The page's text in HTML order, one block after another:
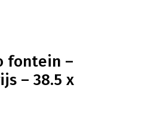
fontein –
– 38.5 x